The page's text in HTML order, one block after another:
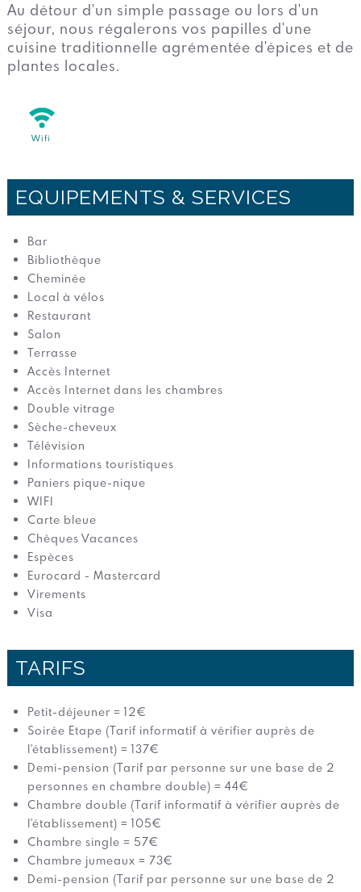
Au détour d'un simple passage ou lors d'un
séjour, nous régalerons vos papilles d'une
cuisine traditionnelle agrémentée d'épices et de
plantes locales.
Wifi
EQUIPEMENTS & SERVICES
Bar
Bibliothèque
Cheminée
Local à vélos
Restaurant
Salon
Terrasse
Accès Internet
Accès Internet dans les chambres
Double vitrage
Sèche-cheveux
Télévision
Informations touristiques
Paniers pique-nique
WIFI
Carte bleue
Chèques Vacances
Espèces
Eurocard - Mastercard
Virements
Visa
TARIFS
Petit-déjeuner = 12€
Soirée Etape (Tarif informatif à vérifier auprès de
l'établissement) = 137€
Demi-pension (Tarif par personne sur une base de 2
personnes en chambre double) = 44€
Chambre double (Tarif informatif à vérifier auprès de
l'établissement) = 105€
Chambre single = 57€
Chambre jumeaux = 73€
Demi-pension (Tarif par personne sur une base de 2